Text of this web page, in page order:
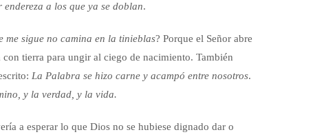
a los que ya se doblan.
me sigue no camina en la tinieblas? Porque el Señor abre
tierra para ungir al ciego de nacimiento. También
La Palabra se hizo carne y acampó entre nosotros.
y la verdad, y la vida.
a esperar lo que Dios no se hubiese dignado dar o